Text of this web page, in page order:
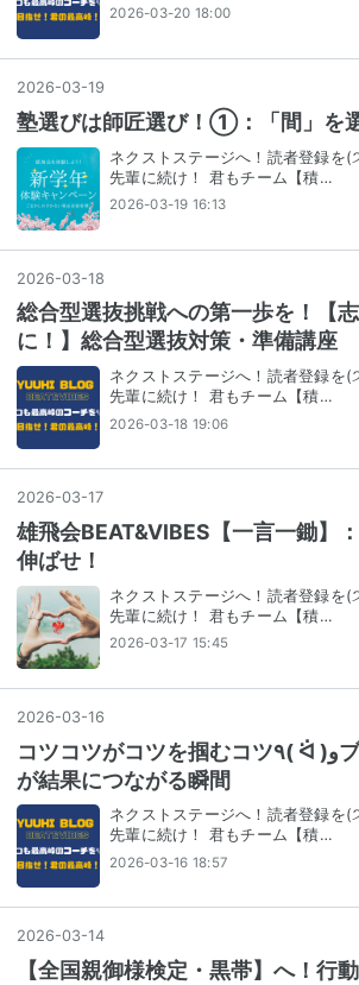
2026-03-20 18:00
2026-03-19
塾選びは師匠選び！①：「間」を
ネクストステージへ！読者登録を
先輩に続け！ 君もチーム【積…
2026-03-19 16:13
2026-03-18
総合型選抜挑戦への第一歩を！【
に！】総合型選抜対策・準備講座
ネクストステージへ！読者登録を
先輩に続け！ 君もチーム【積…
2026-03-18 19:06
2026-03-17
雄飛会BEAT&VIBES【一言一鋤】
伸ばせ！
ネクストステージへ！読者登録を
先輩に続け！ 君もチーム【積…
2026-03-17 15:45
2026-03-16
コツコツがコツを掴むコツ٩( ᐛ )وブログの積み上げ
が結果につながる瞬間
ネクストステージへ！読者登録を
先輩に続け！ 君もチーム【積…
2026-03-16 18:57
2026-03-14
【全国親御様検定・黒帯】へ！行